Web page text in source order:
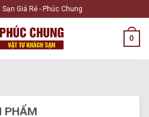
Giá Rẻ - Phúc Chung
0
PHẨM